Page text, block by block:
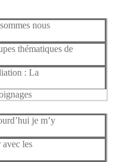
nous
thématiques de
: La
je m’y
les